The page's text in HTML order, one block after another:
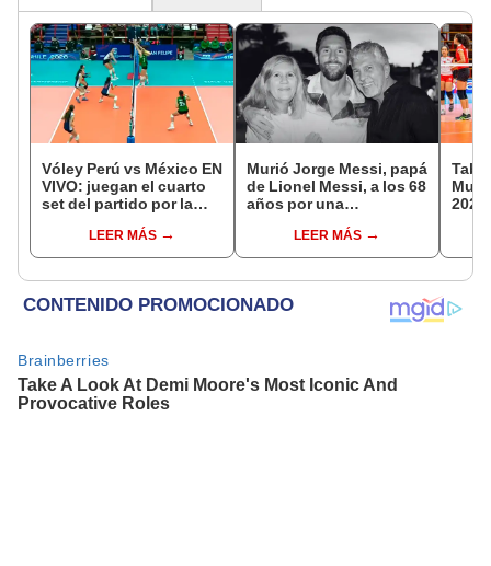
Vóley Perú vs México EN
VIVO: juegan el cuarto
set del partido por la
17 2026LEER MÁS
Murió Jorge Messi, papá
de Lionel Messi, a los 68
años por una
LEER MÁS